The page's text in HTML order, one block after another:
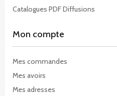
Catalogues PDF Diffusions
Mon compte
Mes commandes
Mes avoirs
Mes adresses